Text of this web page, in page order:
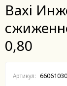
Baxi
0,80
Артикул: